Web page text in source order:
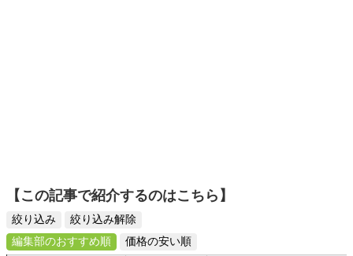
【この記事で紹介するのはこちら】
絞り込み
絞り込み解除
編集部のおすすめ順
価格の安い順